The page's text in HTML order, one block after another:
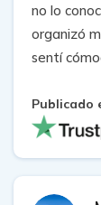
no lo
organizó
sentí
en todo
bien.
Publicado